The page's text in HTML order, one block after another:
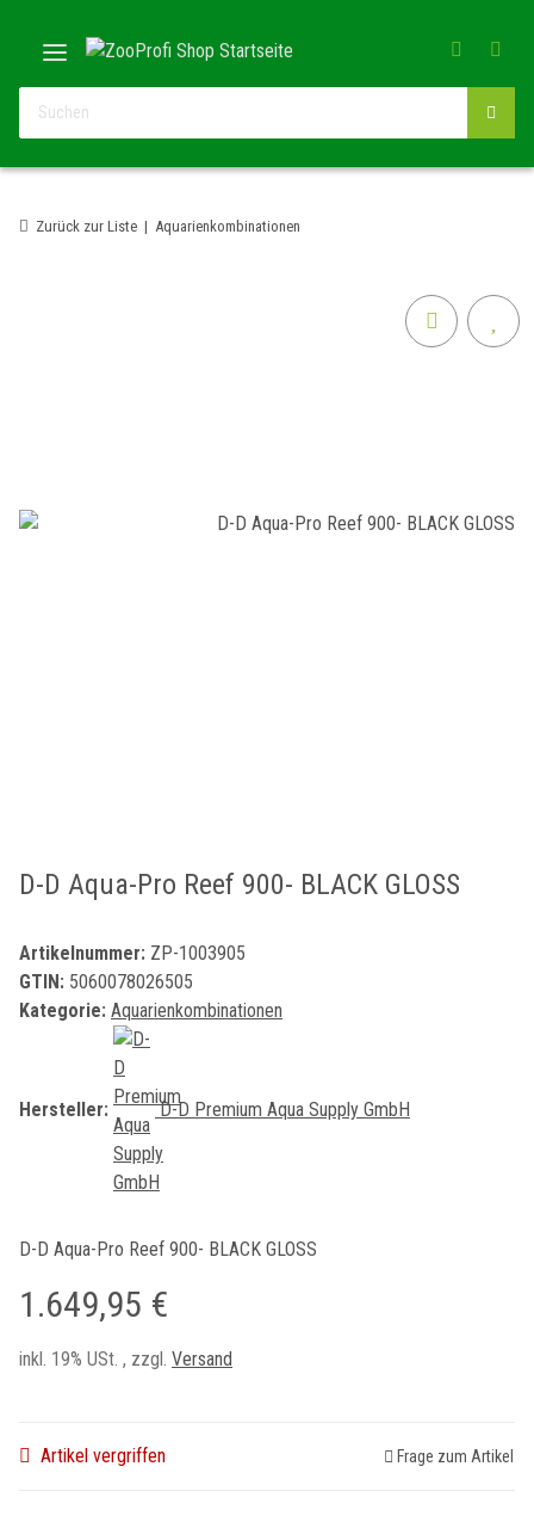
Zurück zur Liste Aquarienkombinationen
D-D Aqua-Pro Reef 900- BLACK GLOSS
Artikelnummer: ZP-1003905
GTIN: 5060078026505
Kategorie: Aquarienkombinationen
Hersteller: D-D Premium Aqua Supply GmbH
D-D Aqua-Pro Reef 900- BLACK GLOSS
1.649,95 €
inkl. 19% USt. , zzgl. Versand
Artikel vergriffen Frage zum Artikel